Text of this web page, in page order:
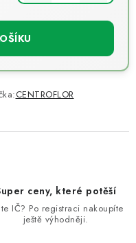
CENTROFLOR
ceny, které potěší
IČ? Po registraci nakoupíte
ještě výhodněji.